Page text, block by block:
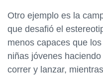
Otro ejemplo es la
que desafió el
menos capaces que
niñas jóvenes
correr y lanzar,